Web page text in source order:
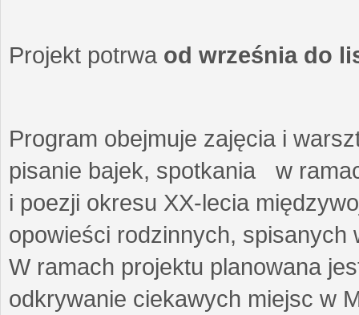
Projekt potrwa od września do
Program obejmuje zajęcia i
pisanie bajek, spotkania w
i poezji okresu XX-lecia
opowieści rodzinnych,
W ramach projektu planowana
odkrywanie ciekawych miejsc w